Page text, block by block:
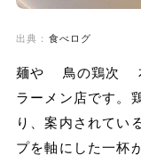
出典： 食べログ
麺や 鳥の鶏次 本
ラーメン店です。
り、案内されてい
プを軸にした一杯